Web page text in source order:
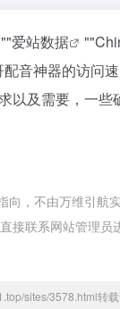
""爱站数据 ""
音神器的访问
以及需要，一些
向，不由万维引航
接联系网站管理员
sites/3578.html转